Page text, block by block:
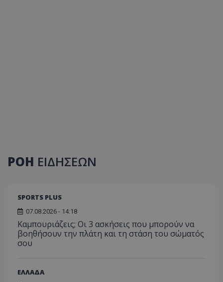
ΡΟΗ ΕΙΔΗΣΕΩΝ
SPORTS PLUS
07.08.2026 - 14:18
Καμπουριάζεις; Οι 3 ασκήσεις που μπορούν να
βοηθήσουν την πλάτη και τη στάση του σώματός
σου
ΕΛΛΑΔΑ